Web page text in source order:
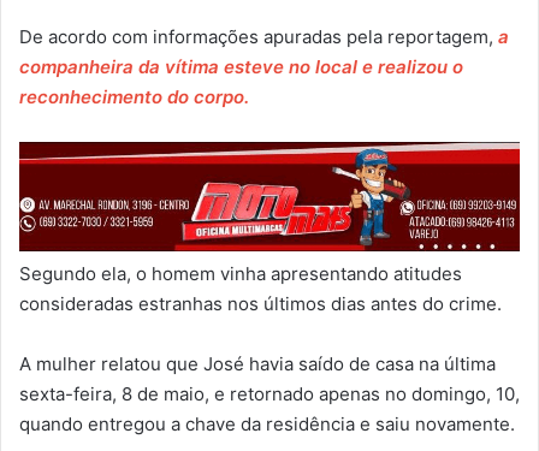
De acordo com informações apuradas pela reportagem, a
companheira da vítima esteve no local e realizou o
reconhecimento do corpo.
Segundo ela, o homem vinha apresentando atitudes
consideradas estranhas nos últimos dias antes do crime.
A mulher relatou que José havia saído de casa na última
sexta-feira, 8 de maio, e retornado apenas no domingo, 10,
quando entregou a chave da residência e saiu novamente.